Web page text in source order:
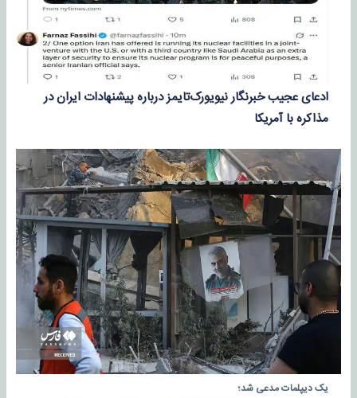
ادعای عجیب خبرنگار نیویورک‌تایمز درباره پیشنهادات ایران در
مذاکره با آمریکا
یک دیپلمات مدعی شد؛